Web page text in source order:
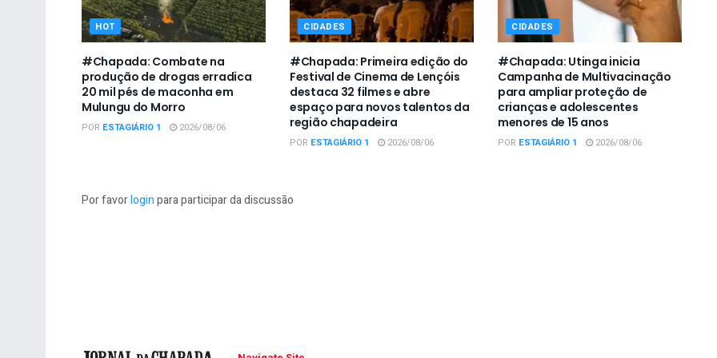
HOT
#Chapada: Combate na
produção de drogas erradica
20 mil pés de maconha em
Mulungu do Morro
POR ESTAGIÁRIO 1 2026/08/06
CIDADES
#Chapada: Primeira edição do
Festival de Cinema de Lençóis
destaca 32 filmes e abre
espaço para novos talentos da
região chapadeira
POR ESTAGIÁRIO 1 2026/08/06
CIDADES
#Chapada: Utinga inicia
Campanha de Multivacinação
para ampliar proteção de
crianças e adolescentes
menores de 15 anos
POR ESTAGIÁRIO 1 2026/08/06
Por favorloginpara participar da discussão